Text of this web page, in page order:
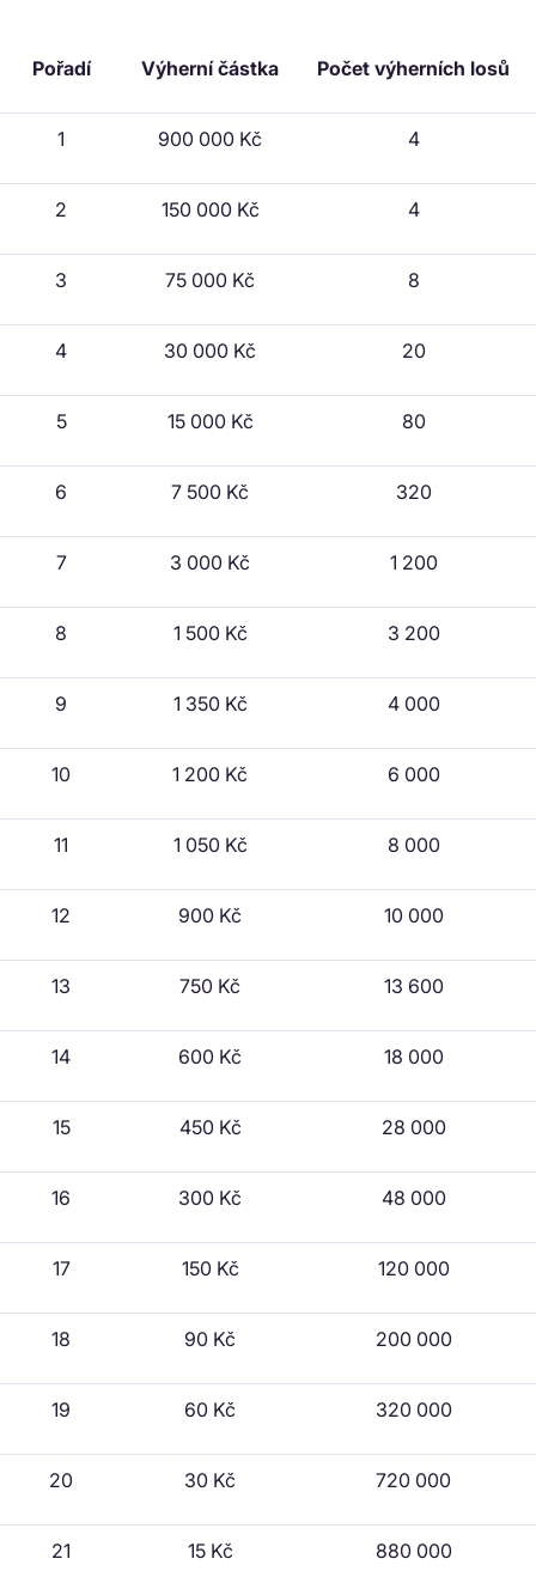
Pořadí Výherní částka Počet výherních losů
1 900 000 Kč 4
2 150 000 Kč 4
3 75 000 Kč 8
4 30 000 Kč 20
5 15 000 Kč 80
6 7 500 Kč 320
7 3 000 Kč 1 200
8 1 500 Kč 3 200
9 1 350 Kč 4 000
10 1 200 Kč 6 000
11 1 050 Kč 8 000
12 900 Kč 10 000
13 750 Kč 13 600
14 600 Kč 18 000
15 450 Kč 28 000
16 300 Kč 48 000
17 150 Kč 120 000
18 90 Kč 200 000
19 60 Kč 320 000
20 30 Kč 720 000
21 15 Kč 880 000